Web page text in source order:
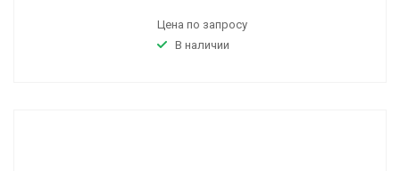
Цена по запросу
В наличии